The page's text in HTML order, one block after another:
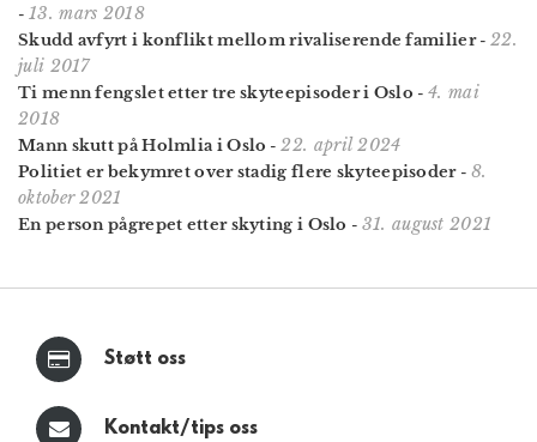
- 13. mars 2018
Skudd avfyrt i konflikt mellom rivaliserende familier- 22.
juli 2017
Ti menn fengslet etter tre skyteepisoder i Oslo -4. mai
2018
Mann skutt på Holmlia i Oslo -22. april 2024
Politiet er bekymret over stadig flere skyteepisoder- 8.
oktober 2021
En person pågrepet etter skyting i Oslo - 31. august 2021
Støtt oss
Kontakt/tips oss